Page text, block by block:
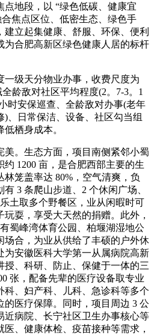
地段，以 “绿色低碳、健康宜
焦点区位、低密生态、绿色手
立起集健康、舒服、环保、便利
为合肥高新区绿色健康人居的标杆
级天分物业办事，收费尺度为
龄敌对社区平均程度(2。7-3。1
时安保巡查、全龄敌对办事(老年
、日常保洁、设备、社区勾当组
栖身成本。
。生态方面，项目南侧紧邻小蜀
1200 亩，是合肥西部主要的生
笼盖率达 80%，空气清爽，负
3 条爬山步道、2 个休闲广场、
土取多个野餐区，业从闲暇时可
耍，享受大天然的捐赠。此外，
蜀峰湾体育公园、柏堰湖湿地公
场合，为业从供给了丰硕的户外休
为安徽医科大学第一从属病院高新
授、科研、防止、保健于一体的三
张，配备先辈的医疗设备取专业
科、妇产科、儿科、急诊科等多个
的医疗保障。同时，项目周边 3 公
近病院、长宁社区卫生办事核心等
、健康体检、疫苗接种等需求，